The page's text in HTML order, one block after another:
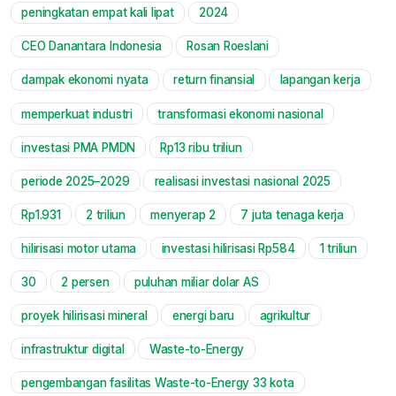
peningkatan empat kali lipat 2024
CEO Danantara Indonesia Rosan Roeslani
dampak ekonomi nyata return finansial lapangan kerja
memperkuat industri transformasi ekonomi nasional
investasi PMA PMDN Rp13 ribu triliun
periode 2025–2029 realisasi investasi nasional 2025
Rp1.931 2 triliun menyerap 2 7 juta tenaga kerja
hilirisasi motor utama investasi hilirisasi Rp584 1 triliun
30 2 persen puluhan miliar dolar AS
proyek hilirisasi mineral energi baru agrikultur
infrastruktur digital Waste-to-Energy
pengembangan fasilitas Waste-to-Energy 33 kota